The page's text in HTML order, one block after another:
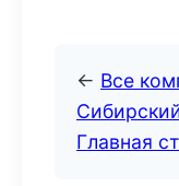
← Все
Главная